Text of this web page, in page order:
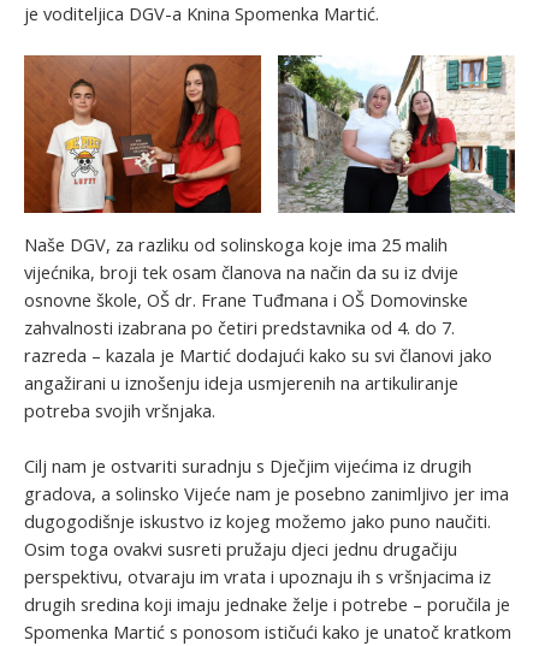
je voditeljica DGV-a Knina Spomenka Martić.
Naše DGV, za razliku od solinskoga koje ima 25 malih
vijećnika, broji tek osam članova na način da su iz dvije
osnovne škole, OŠ dr. Frane Tuđmana i OŠ Domovinske
zahvalnosti izabrana po četiri predstavnika od 4. do 7.
razreda – kazala je Martić dodajući kako su svi članovi jako
angažirani u iznošenju ideja usmjerenih na artikuliranje
potreba svojih vršnjaka.
Cilj nam je ostvariti suradnju s Dječjim vijećima iz drugih
gradova, a solinsko Vijeće nam je posebno zanimljivo jer ima
dugogodišnje iskustvo iz kojeg možemo jako puno naučiti.
Osim toga ovakvi susreti pružaju djeci jednu drugačiju
perspektivu, otvaraju im vrata i upoznaju ih s vršnjacima iz
drugih sredina koji imaju jednake želje i potrebe – poručila je
Spomenka Martić s ponosom ističući kako je unatoč kratkom